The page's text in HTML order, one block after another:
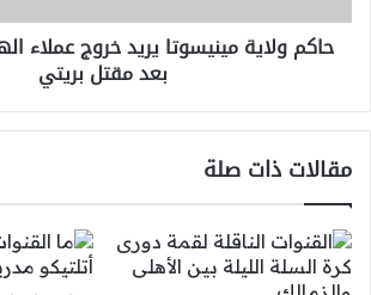
بعد
مقتل
حاكم ولاية مينيسوتا يريد خروج عملاء
بعد مقتل بريتي
مقالات ذات صلة